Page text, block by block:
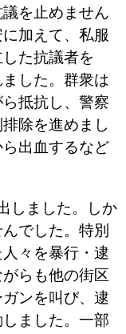
を止めません
加えて、私服
た抗議者を
した。群衆は
抵抗し、警察
除を進めまし
出血するなど
しました。しか
でした。特別
々を暴行・逮
らも他の街区
ンを叫び、逮
ました。一部